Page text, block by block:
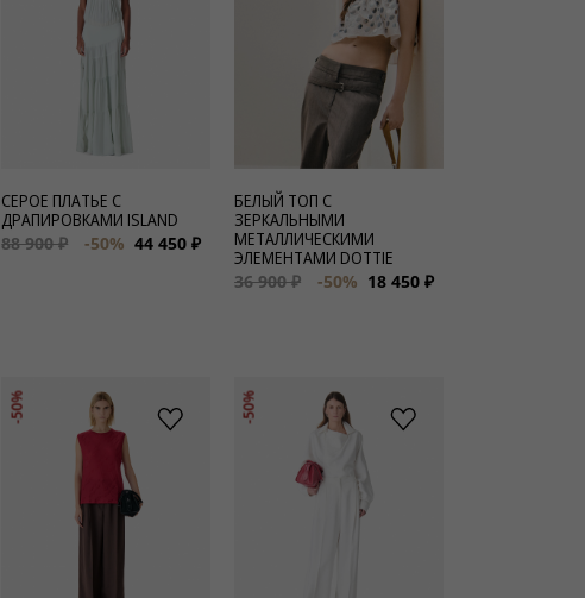
СЕРОЕ ПЛАТЬЕ С
ДРАПИРОВКАМИ ISLAND
88 900 ₽
-50% 44 450 ₽
БЕЛЫЙ ТОП С
ЗЕРКАЛЬНЫМИ
МЕТАЛЛИЧЕСКИМИ
ЭЛЕМЕНТАМИ DOTTIE
36 900 ₽
-50% 18 450 ₽
-50% -50%